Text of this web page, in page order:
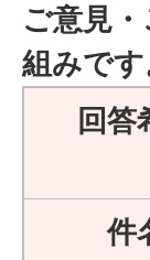
ご意見
組みです
回答
件